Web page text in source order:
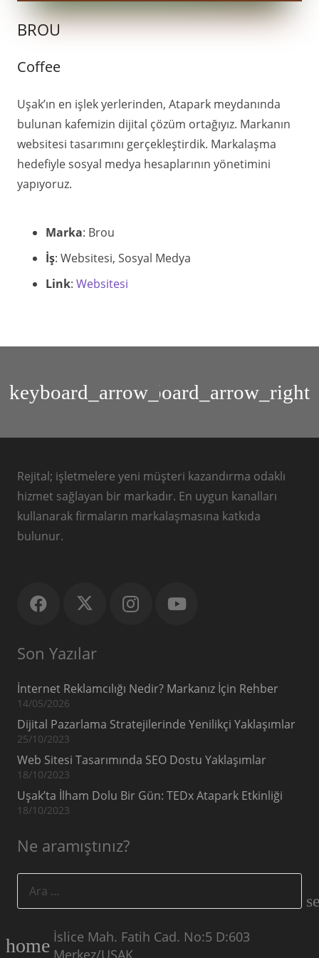
BROU
Coffee
Uşak’ın en işlek yerlerinden, Atapark meydanında
bulunan kafemizin dijital çözüm ortağıyız. Markanın
websitesi tasarımını gerçekleştirdik. Markalaşma
hedefiyle sosyal medya hesaplarının yönetimini
yapıyoruz.
Marka: Brou
İş: Websitesi, Sosyal Medya
Link: Websitesi
Alphaplus
Toystop
Rejital; işletmelere yeni müşteri kazandırma odaklı
hizmet sağlayan bir markadır. En uygun kanalları
kullanarak firmaların markalaşmasına katkıda
bulunur.
Son Yazılar
İnternet Reklamcılığı Nedir? Markanız İçin Rehber
14/05/2026
Dijital Pazarlama Stratejilerinde Yenilikçi Yaklaşımlar
25/10/2023
Web Sitesi Tasarımında SEO Dostu Yaklaşımlar
18/10/2023
Uşak’ta İlham Dolu Bir Gün: TEDx Atapark Etkinliği
18/10/2023
Ne aramıştınız?
home İslice Mah. Fatih Cad. No:5 D:603
Merkez/UŞAK